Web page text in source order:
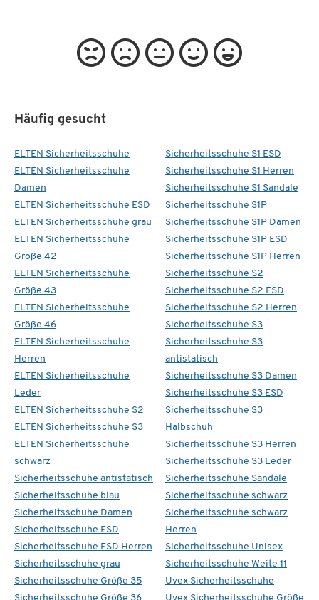
Häufig gesucht
ELTEN Sicherheitsschuhe
ELTEN Sicherheitsschuhe
Damen
ELTEN Sicherheitsschuhe ESD
ELTEN Sicherheitsschuhe grau
ELTEN Sicherheitsschuhe
Größe 42
ELTEN Sicherheitsschuhe
Größe 43
ELTEN Sicherheitsschuhe
Größe 46
ELTEN Sicherheitsschuhe
Herren
ELTEN Sicherheitsschuhe
Leder
ELTEN Sicherheitsschuhe S2
ELTEN Sicherheitsschuhe S3
ELTEN Sicherheitsschuhe
schwarz
Sicherheitsschuhe antistatisch
Sicherheitsschuhe blau
Sicherheitsschuhe Damen
Sicherheitsschuhe ESD
Sicherheitsschuhe ESD Herren
Sicherheitsschuhe grau
Sicherheitsschuhe Größe 35
Sicherheitsschuhe S1 ESD
Sicherheitsschuhe S1 Herren
Sicherheitsschuhe S1 Sandale
Sicherheitsschuhe S1P
Sicherheitsschuhe S1P Damen
Sicherheitsschuhe S1P ESD
Sicherheitsschuhe S1P Herren
Sicherheitsschuhe S2
Sicherheitsschuhe S2 ESD
Sicherheitsschuhe S2 Herren
Sicherheitsschuhe S3
Sicherheitsschuhe S3
antistatisch
Sicherheitsschuhe S3 Damen
Sicherheitsschuhe S3 ESD
Sicherheitsschuhe S3
Halbschuh
Sicherheitsschuhe S3 Herren
Sicherheitsschuhe S3 Leder
Sicherheitsschuhe Sandale
Sicherheitsschuhe schwarz
Sicherheitsschuhe schwarz
Herren
Sicherheitsschuhe Unisex
Sicherheitsschuhe Weite 11
Uvex Sicherheitsschuhe